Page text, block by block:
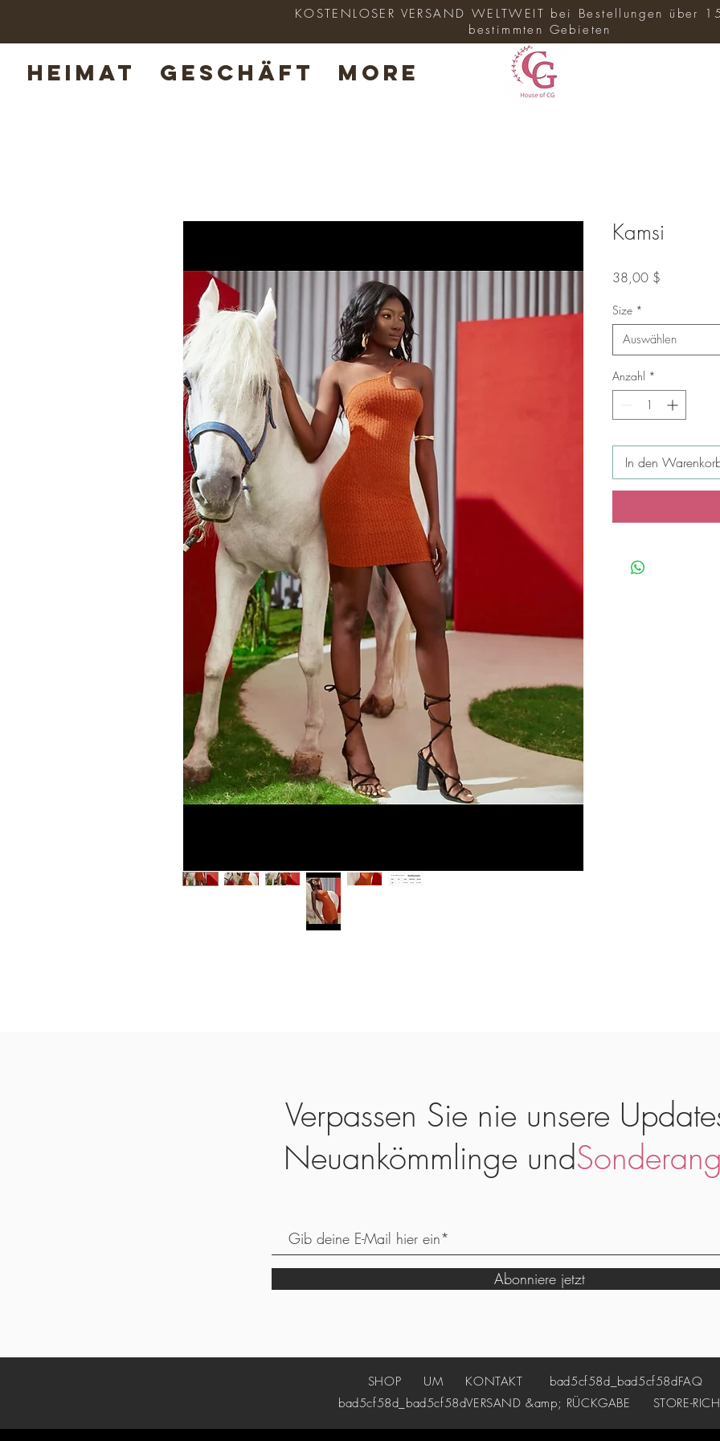
HEIMAT GESCHÄFT More
KOSTENLOSER VERSAND WELTWEIT bei Bestellungen über
bestimmten Gebieten
Kamsi
38,00 $
Size *
Auswählen
Anzahl *
In den
Verpassen Sie nie unsere
Neuankömmlinge und
Abonniere jetzt
SHOP UM KONTAKT bad5cf58d_bad5cf58dFAQ
bad5cf58d_bad5cf58dVERSAND &amp; RÜCKGABE STORE-